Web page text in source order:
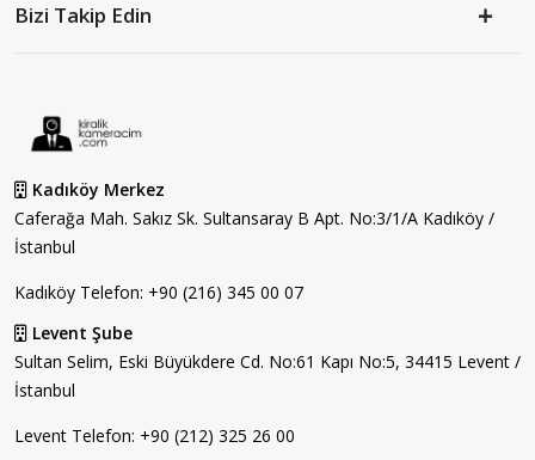
Bizi Takip Edin
Kadıköy Merkez
Caferağa Mah. Sakız Sk. Sultansaray B Apt. No:3/1/A Kadıköy /
İstanbul
Kadıköy Telefon: +90 (216) 345 00 07
Levent Şube
Sultan Selim, Eski Büyükdere Cd. No:61 Kapı No:5, 34415 Levent /
İstanbul
Levent Telefon: +90 (212) 325 26 00